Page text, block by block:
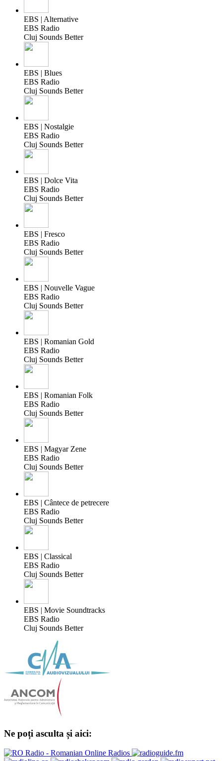
EBS | Alternative
EBS Radio
Cluj Sounds Better
EBS | Blues
EBS Radio
Cluj Sounds Better
EBS | Nostalgie
EBS Radio
Cluj Sounds Better
EBS | Dolce Vita
EBS Radio
Cluj Sounds Better
EBS | Fresco
EBS Radio
Cluj Sounds Better
EBS | Nouvelle Vague
EBS Radio
Cluj Sounds Better
EBS | Romanian Gold
EBS Radio
Cluj Sounds Better
EBS | Romanian Folk
EBS Radio
Cluj Sounds Better
EBS | Magyar Zene
EBS Radio
Cluj Sounds Better
EBS | Cântece de petrecere
EBS Radio
Cluj Sounds Better
EBS | Classical
EBS Radio
Cluj Sounds Better
EBS | Movie Soundtracks
EBS Radio
Cluj Sounds Better
Ne poți asculta și aici: